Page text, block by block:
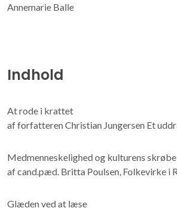
Annemarie Balle
Indhold
At rode i krattet
af forfatteren Christian Jungersen Et
Medmenneskelighed og kulturens
af cand.pæd. Britta Poulsen, Folkevirke i
Glæden ved at læse